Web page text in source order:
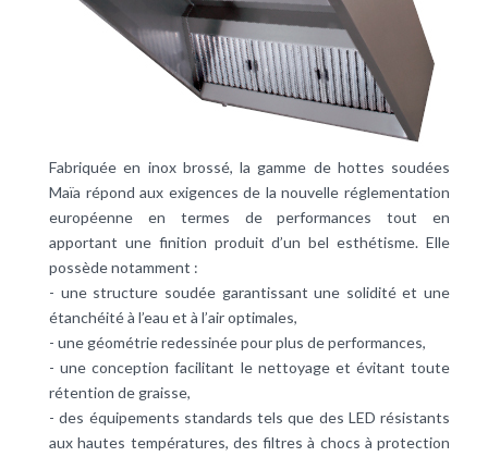
Fabriquée en inox brossé, la gamme de hottes soudées
Maïa répond aux exigences de la nouvelle réglementation
européenne en termes de performances tout en
apportant une finition produit d’un bel esthétisme. Elle
possède notamment :
- une structure soudée garantissant une solidité et une
étanchéité à l’eau et à l’air optimales,
- une géométrie redessinée pour plus de performances,
- une conception facilitant le nettoyage et évitant toute
rétention de graisse,
- des équipements standards tels que des LED résistants
aux hautes températures, des filtres à chocs à protection